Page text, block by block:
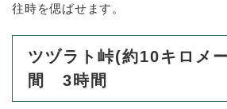
往時を偲ばせます。
ツヅラト峠(約10キロメ
間 3時間